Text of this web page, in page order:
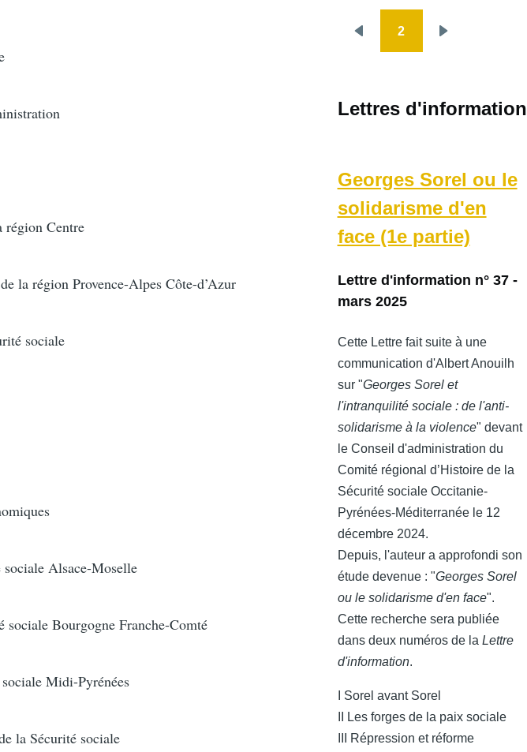
région Centre
la région Provence-Alpes Côte-d’Azur
sociale
Alsace-Moselle
Bourgogne Franche-Comté
Midi-Pyrénées
la Sécurité sociale
Pagination
2
Lettres d'information
Georges Sorel ou le
solidarisme d'en
face (1e partie)
Lettre d'information n° 37 -
mars 2025
Cette Lettre fait suite à une
communication d'Albert Anouilh
sur "Georges Sorel et
l'intranquilité sociale : de l'anti-
solidarisme à la violence" devant
le Conseil d'administration du
Comité régional d’Histoire de la
Sécurité sociale Occitanie-
Pyrénées-Méditerranée le 12
décembre 2024.
Depuis, l'auteur a approfondi son
étude devenue : "Georges Sorel
ou le solidarisme d'en face".
Cette recherche sera publiée
dans deux numéros de la Lettre
d'information.
I Sorel avant Sorel
II Les forges de la paix sociale
III Répression et réforme